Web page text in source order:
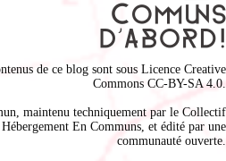
de ce blog sont sous Licence Creative
Commons CC-BY-SA 4.0
maintenu techniquement par le Collectif
Hébergement En Communs , et édité par une
communauté ouverte.